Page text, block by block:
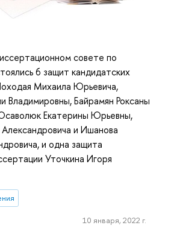
совете по
6 защит кандидатских
Михаила Юрьевича,
Владимировны, Байрамян Роксаны
Екатерины Юрьевны,
и Ишанова
и одна защита
Уточкина Игоря
10 января, 2022 г.